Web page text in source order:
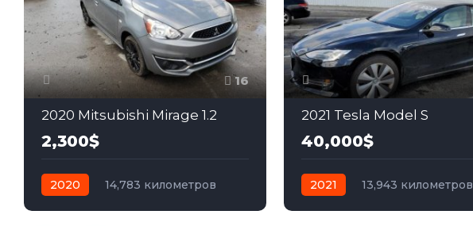
16
2020 Mitsubishi Mirage 1.2
2,300$
2020
14,783 километров
2021 Tesla Model S
40,000$
2021
13,943 километров